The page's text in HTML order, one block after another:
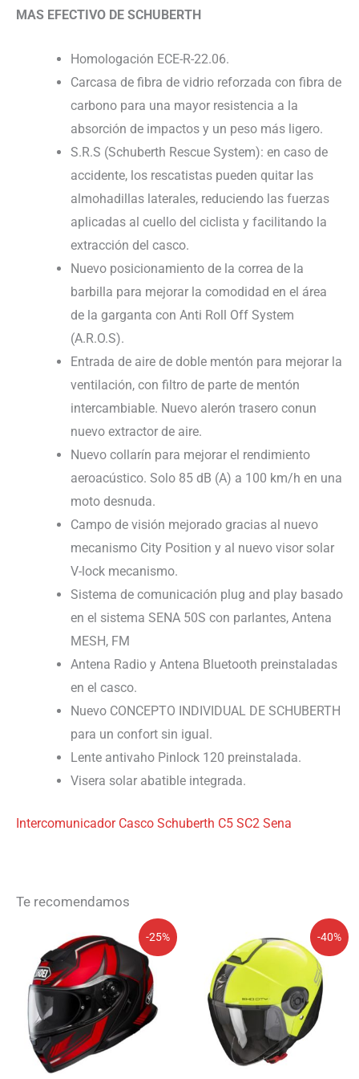
MAS EFECTIVO DE SCHUBERTH
Homologación ECE-R-22.06.
Carcasa de fibra de vidrio reforzada con fibra de
carbono para una mayor resistencia a la
absorción de impactos y un peso más ligero.
S.R.S (Schuberth Rescue System): en caso de
accidente, los rescatistas pueden quitar las
almohadillas laterales, reduciendo las fuerzas
aplicadas al cuello del ciclista y facilitando la
extracción del casco.
Nuevo posicionamiento de la correa de la
barbilla para mejorar la comodidad en el área
de la garganta con Anti Roll Off System
(A.R.O.S).
Entrada de aire de doble mentón para mejorar la
ventilación, con filtro de parte de mentón
intercambiable. Nuevo alerón trasero conun
nuevo extractor de aire.
Nuevo collarín para mejorar el rendimiento
aeroacústico. Solo 85 dB (A) a 100 km/h en una
moto desnuda.
Campo de visión mejorado gracias al nuevo
mecanismo City Position y al nuevo visor solar
V-lock mecanismo.
Sistema de comunicación plug and play basado
en el sistema SENA 50S con parlantes, Antena
MESH, FM
Antena Radio y Antena Bluetooth preinstaladas
en el casco.
Nuevo CONCEPTO INDIVIDUAL DE SCHUBERTH
para un confort sin igual.
Lente antivaho Pinlock 120 preinstalada.
Visera solar abatible integrada.
Intercomunicador Casco Schuberth C5 SC2 Sena
Te recomendamos
-25%
precio
original
era:
769,00€.
precio
actual
es:
575,75€.
-40%
precio
original
era:
159,90€.
precio
actual
95,94€.